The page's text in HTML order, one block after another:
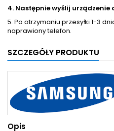
4. Następnie wyślij urządzenie
5. Po otrzymaniu przesyłki 1-3
naprawiony telefon.
SZCZEGÓŁY PRODUKTU
Opis